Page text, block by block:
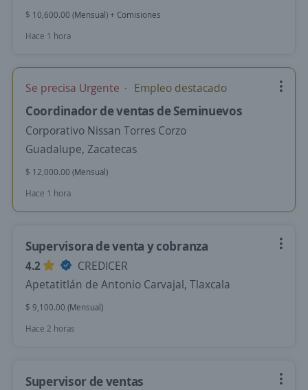
$ 10,600.00 (Mensual) + Comisiones
Hace 1 hora
Se precisa Urgente Empleo destacado
Coordinador de ventas de Seminuevos
Corporativo Nissan Torres Corzo
Guadalupe, Zacatecas
$ 12,000.00 (Mensual)
Hace 1 hora
Supervisora de venta y cobranza
4.2
CREDICER
Apetatitlán de Antonio Carvajal, Tlaxcala
$ 9,100.00 (Mensual)
Hace 2 horas
Supervisor de ventas